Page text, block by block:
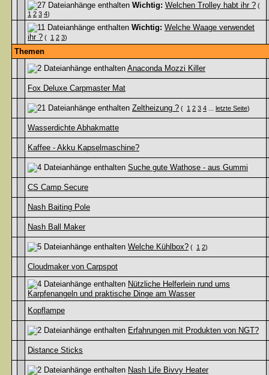
Wichtig: Welchen Trolley habt ihr ? (
1 2 3 4)
Wichtig: Welche Waage verwendet
ihr ? ( 1 2 3)
Themen
Anaconda Mozzi Killer
Fox Deluxe Carpmaster Mat
Zeltheizung ? ( 1 2 3 4 letzte Seite)
Wasserdichte Abhakmatte
Kaffee - Akku Kapselmaschine?
Suche gute Wathose - aus Gummi
CS Camp Secure
Nash Baiting Pole
Nash Ball Maker
Welche Kühlbox? ( 1 2)
Cloudmaker von Carpspot
Nützliche Helferlein rund ums
Karpfenangeln und praktische Dinge am Wasser
Kopflampe
Erfahrungen mit Produkten von NGT?
Distance Sticks
Nash Life Bivvy Heater